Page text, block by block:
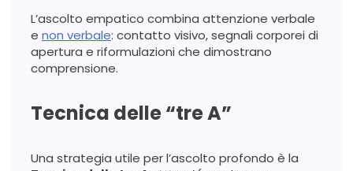
L’ascolto empatico combina attenzione verbale
e non verbale: contatto visivo, segnali corporei di
apertura e riformulazioni che dimostrano
comprensione.
Tecnica delle “tre A”
Una strategia utile per l’ascolto profondo è la